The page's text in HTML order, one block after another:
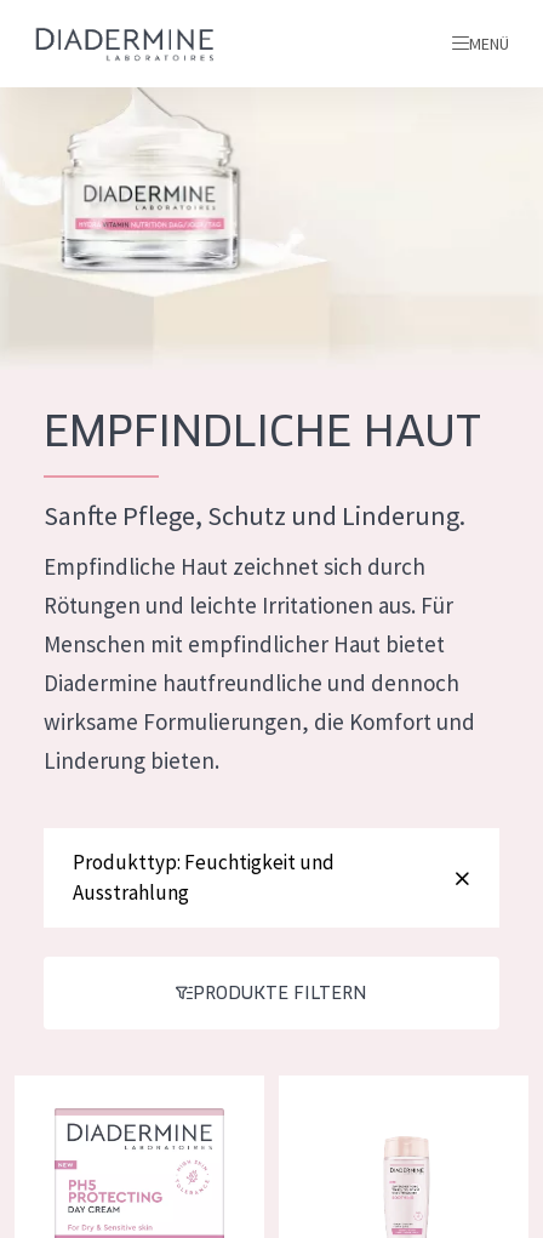
PRODUKTTYP
Feuchtigkeit und Ausstrahlung
Faltenreduzierung
Hautregeneration
PRODUKTTYP
Nachtcreme
Essentials
Lift+
Expert
ALLE PRODUKTE
Alle produkte
MENÜ
Startseite
inhaltsstoffe
Kontakt
French
German
Spanish
Greek
EMPFINDLICHE HAUT
Sanfte Pflege, Schutz und Linderung.
Empfindliche Haut zeichnet sich durch
Rötungen und leichte Irritationen aus. Für
Menschen mit empfindlicher Haut bietet
Diadermine hautfreundliche und dennoch
wirksame Formulierungen, die Komfort und
Linderung bieten.
Produkttyp: Feuchtigkeit und
Ausstrahlung
PRODUKTE FILTERN